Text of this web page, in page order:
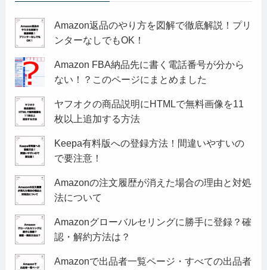
Amazon返品のやり方を図解で徹底解説！プリ
ンターなしでもOK！
Amazon FBA納品先に書く電話番号が分から
ない！？このページにまとめました
ヤフオクの商品説明にHTMLで無料画像を11
枚以上追加する方法
Keepa有料版への登録方法！間違いやすいの
で要注意！
Amazonの注文履歴が消えた場合の理由と対処
法について
Amazonグローバルセリングに勝手に登録？確
認・解約方法は？
Amazonで出品者一覧ページ・すべての出品者